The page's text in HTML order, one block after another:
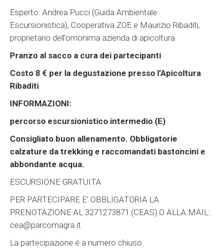
Esperto: Andrea Pucci (Guida Ambientale
Escursionistica), Cooperativa ZOE e Maurizio Ribaditi,
proprietario dell’omonima azienda di apicoltura.
Pranzo al sacco a cura dei partecipanti
Costo 8 € per la degustazione presso l’Apicoltura
Ribaditi
INFORMAZIONI:
percorso escursionistico intermedio (E)
Consigliato buon allenamento. Obbligatorie
calzature da trekking e raccomandati bastoncini e
abbondante acqua.
ESCURSIONE GRATUITA
PER PARTECIPARE E’ OBBLIGATORIA LA
PRENOTAZIONE AL 3271273871 (CEAS) O ALLA MAIL:
cea@parcomagra.it
La partecipazione è a numero chiuso.